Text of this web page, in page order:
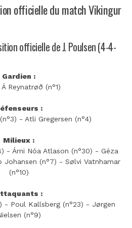
officielle du match Vikingur
officielle de J. Poulsen (4-4-
Gardien :
Reynatrøð (n°1)
:
- Atli Gregersen (n°4)
Milieux :
- Árni Nóa Atlason (n°30) - Géza
Johansen (n°7) - Sølvi Vatnhamar
(n°10)
:
- Poul Kallsberg (n°23) - Jørgen
(n°9)